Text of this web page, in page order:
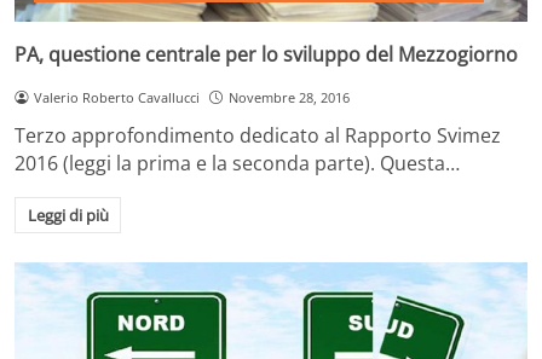
PA, questione centrale per lo sviluppo del Mezzogiorno
Valerio Roberto Cavallucci Novembre 28, 2016
Terzo approfondimento dedicato al Rapporto Svimez
2016 (leggi la prima e la seconda parte). Questa…
Leggi di più